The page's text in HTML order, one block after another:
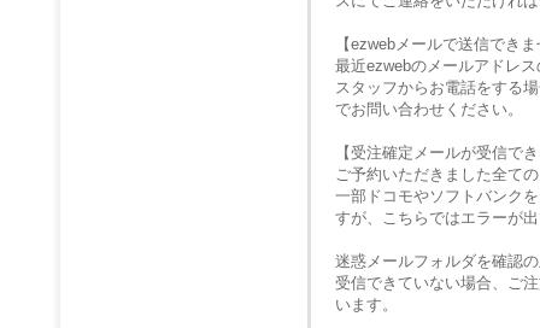
【ezwebメールで送信でき
最近ezwebのメールアドレ
スタッフからお電話をする
でお問い合わせください。
【受注確定メールが受信で
ご予約いただきました全て
一部ドコモやソフトバンク
すが、こちらではエラーが
迷惑メールフォルダを確認
受信できていない場合、ご
います。